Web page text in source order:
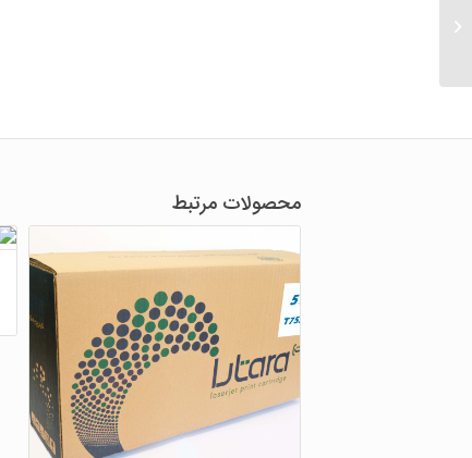
محصولات مرتبط